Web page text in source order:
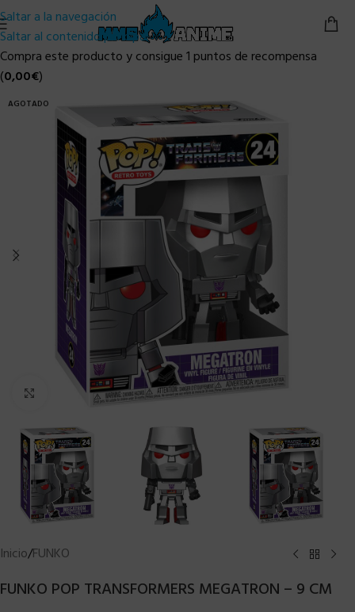
Saltar a la navegación
Saltar al contenido principal
Compra este producto y consigue 1 puntos de recompensa
(0,00€)
AGOTADO
Clic para ampliar
Inicio/FUNKO
FUNKO POP TRANSFORMERS MEGATRON – 9 CM